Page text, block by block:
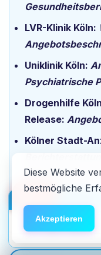
LVR-Klinik Köln:
Uniklinik Köln:
Psychiatrische
Drogenhilfe
Release:
Kölner Stadt-
(Ebertplatz,
Fentanyl-
🆘Hilfe
Diese Website
bestmögliche
Akzeptieren